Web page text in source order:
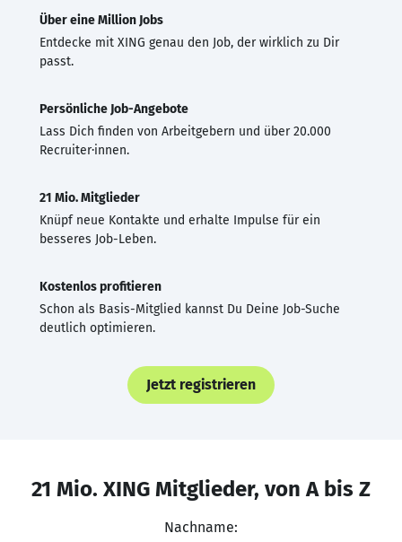
Über eine Million Jobs
Entdecke mit XING genau den Job, der wirklich zu Dir
passt.
Persönliche Job-Angebote
Lass Dich finden von Arbeitgebern und über 20.000
Recruiter·innen.
21 Mio. Mitglieder
Knüpf neue Kontakte und erhalte Impulse für ein
besseres Job-Leben.
Kostenlos profitieren
Schon als Basis-Mitglied kannst Du Deine Job-Suche
deutlich optimieren.
Jetzt registrieren
21 Mio. XING Mitglieder, von A bis Z
Nachname: